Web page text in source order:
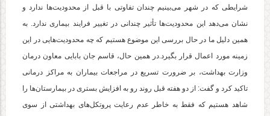
شرایطی که در شهر می‌بینیم چندان تفاوتی با قبل از محدودیت‌ها ندارد و
نشان می‌دهد این محدودیت‌ها تأثیر چندانی در تغییر فرایند بیماری ندارد. به
همین دلیل ما در حال بررسی این موضوع هستیم که چه محدودیت‌هایی در این
زمینه مورد اعمال قرار بگیرد.در همین حال، قاسم جان بابایی معاون درمان
وزارت بهداشت، بر ضرورت تسریع در مراجعات بیماران به مراکز درمانی
تاکید کرد و گفت: از دو هفته قبل روند رو به افزایش بستری در بیمارستان‌ها را
شاهد هستیم که فقط به خاطر عدم رعایت پروتکل‌های بهداشتی از سوی